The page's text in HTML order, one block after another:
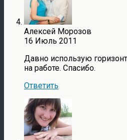
Алексей Морозов
16 Июль 2011
Давно использую
на работе. Спасибо.
Ответить